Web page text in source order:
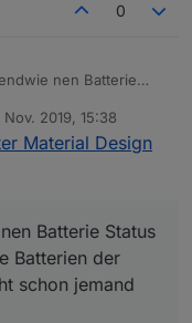
0
nen Batterie
Hat da vielleicht
teilt?
Nov. 2019, 15:38
Material Design
Batterie Status
Batterien der
schon jemand